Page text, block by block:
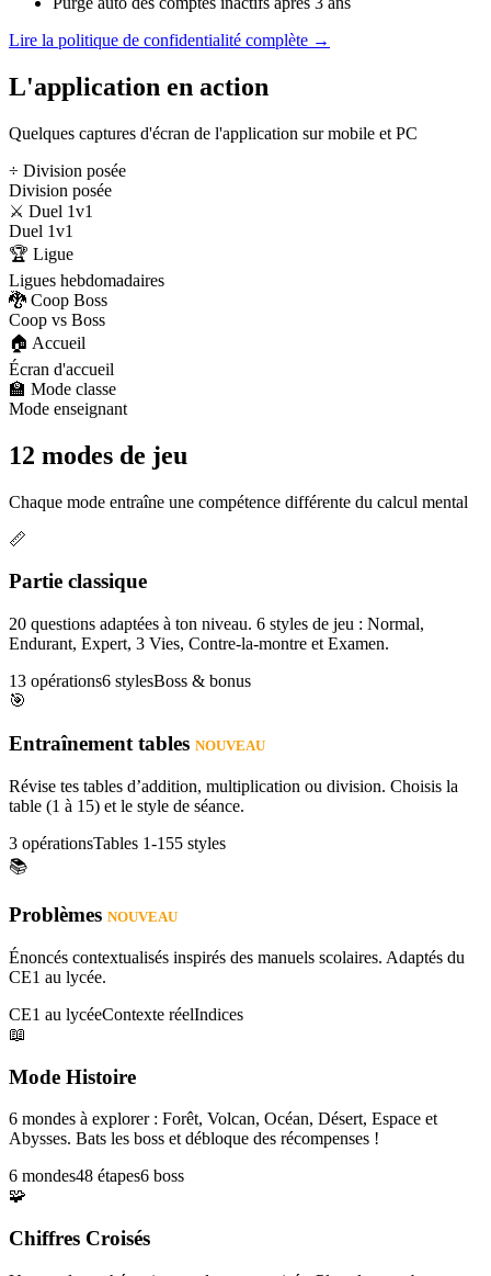
Lire la politique de confidentialité complète →
L'application en action
Quelques captures d'écran de l'application sur mobile et PC
÷ Division posée
Division posée
⚔️ Duel 1v1
Duel 1v1
🏆 Ligue
Ligues hebdomadaires
🐉 Coop Boss
Coop vs Boss
🏠 Accueil
Écran d'accueil
🏫 Mode classe
Mode enseignant
12 modes de jeu
Chaque mode entraîne une compétence différente du calcul mental
📏
Partie classique
20 questions adaptées à ton niveau. 6 styles de jeu : Normal,
Endurant, Expert, 3 Vies, Contre-la-montre et Examen.
13 opérations6 stylesBoss & bonus
🎯
Entraînement tables NOUVEAU
Révise tes tables d’addition, multiplication ou division. Choisis la
table (1 à 15) et le style de séance.
3 opérationsTables 1-155 styles
📚
Problèmes NOUVEAU
Énoncés contextualisés inspirés des manuels scolaires. Adaptés du
CE1 au lycée.
CE1 au lycéeContexte réelIndices
📖
Mode Histoire
6 mondes à explorer : Forêt, Volcan, Océan, Désert, Espace et
Abysses. Bats les boss et débloque des récompenses !
6 mondes48 étapes6 boss
🧩
Chiffres Croisés